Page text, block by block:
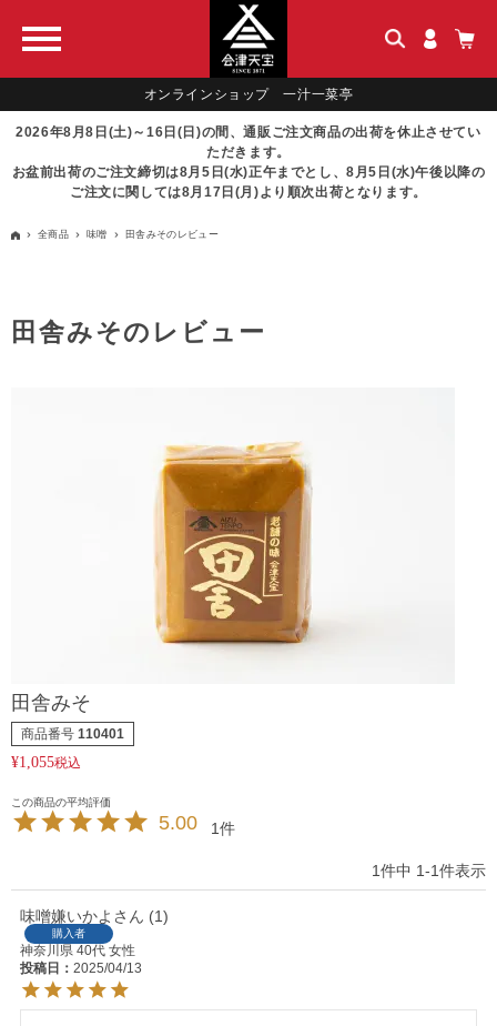
オンラインショップ 一汁一菜亭
2026年8月8日(土)～16日(日)の間、通販ご注文商品の出荷を休止させてい
ただきます。
お盆前出荷のご注文締切は8月5日(水)正午までとし、8月5日(水)午後以降の
ご注文に関しては8月17日(月)より順次出荷となります。
全商品 味噌 田舎みそのレビュー
田舎みそのレビュー
田舎みそ
商品番号 110401
¥1,055税込
5.00 1
1件中 1-1件表示
味噌嫌いかよ 1
購入者
神奈川県 40代 女性
投稿日
2025/04/13